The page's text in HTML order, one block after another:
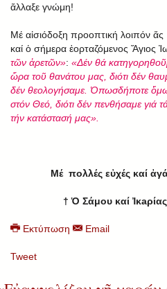
ἄλλαξε γνώμη!
Μέ αἰσιόδοξη προοπτική λοιπόν ἄς
καί ὁ σήμερα ἑορταζόμενος Ἅγιος
τῶν ἀρετῶν»: «Δέν θά
ὥρα τοῦ θανάτου μας, διότι δέν
δέν θεολογήσαμε. Ὁπωσδήποτε
στόν Θεό, διότι δέν πενθήσαμε γιά
τήν κατάστασή μας».
Μέ πολλές εὐχές καί
†Ὁ Σάμου καί
Εκτύπωση Email
Tweet